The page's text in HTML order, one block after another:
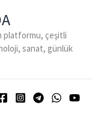
platformu, çeşitli
sanat, günlük